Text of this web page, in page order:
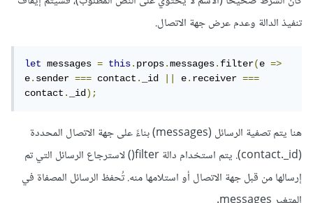
تنفيذ الدالة وعدم عرض جهة الاتصال.
let messages = this.props.messages.filter(e =>
e.sender === contact. _id e.receiver ===
contact. _id);
هنا يتم تصفية الرسائل (messages) بناءً على جهة الاتصال المحددة
(contact._id). يتم استخدام دالة filter() لاسترجاع الرسائل التي تم
إرسالها من قبل جهة الاتصال أو استلامها منه. تُحفظ الرسائل المصفاة في